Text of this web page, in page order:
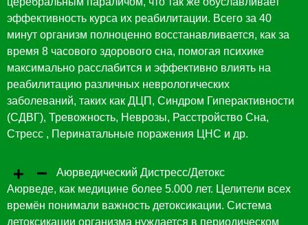
эффективность курса их реабилитации. Всего за 40
минут организм полноценно восстанавливается, как за
время 8 часового здорового сна, помогая психике
максимально расслабится и эффективно влиять на
реабилитацию различных неврологических
заболеваний, таких как ДЦП, Синдром Гиперактивности
(СДВГ), Тревожность, Неврозы, Расстройство Сна,
Стресс , Перинатальные поражения ЦНС и др.
Аюрведический Дистресс/Детокс
Аюрведе, как медицине более 5.000 лет. Целители всех
времён понимали важность детоксикации. Система
детоксикации организма нуждается в периодическом